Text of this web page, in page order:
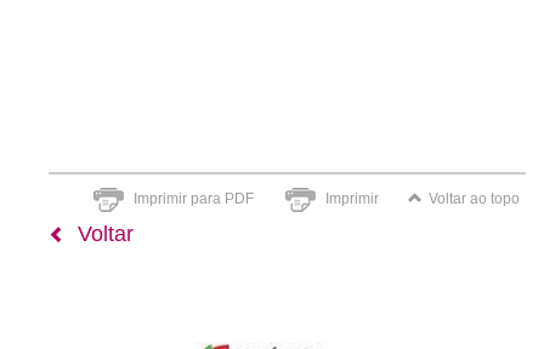
Imprimir para PDF Imprimir Voltar ao topo
Voltar